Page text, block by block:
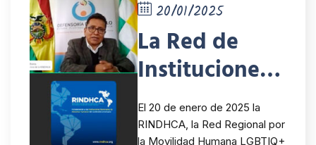
20/01/2025
La Red de
Instituciones
Nacionales de
Derechos
El 20 de enero de 2025 la
RINDHCA, la Red Regional por
la Movilidad Humana LGBTIQ+